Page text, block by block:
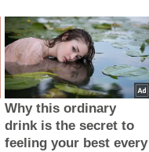
Why this ordinary
drink is the secret to
feeling your best every